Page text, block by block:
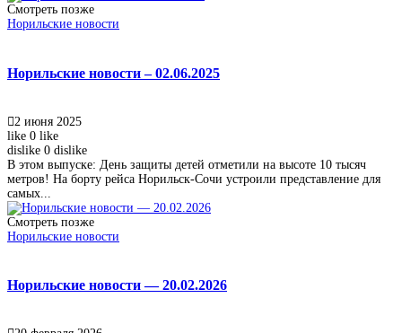
Смотреть позже
Норильские новости
Норильские новости – 02.06.2025
2 июня 2025
like 0 like
dislike 0 dislike
В этом выпуске: День защиты детей отметили на высоте 10 тысяч
метров! На борту рейса Норильск-Сочи устроили представление для
самых...
Смотреть позже
Норильские новости
Норильские новости — 20.02.2026